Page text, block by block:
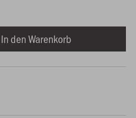
In den Warenkorb